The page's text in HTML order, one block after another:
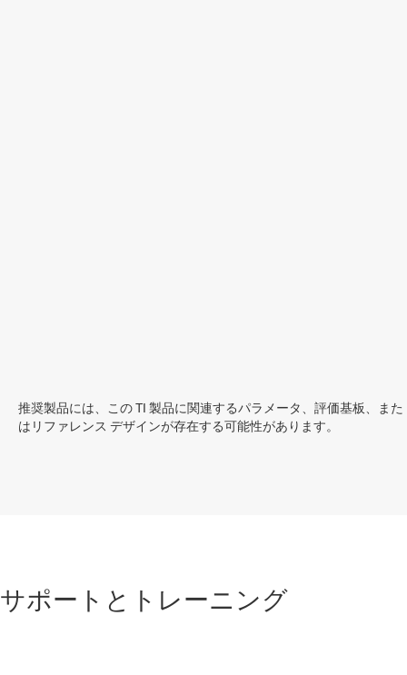
推奨製品には、この TI 製品に関連するパラメータ、評価基板、また
はリファレンス デザインが存在する可能性があります。
サポートとトレーニング